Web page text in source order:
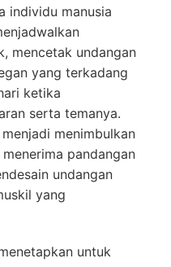
individu manusia
mencetak undangan
yang terkadang
ketika
serta temanya.
menimbulkan
pandangan
undangan
yang
untuk